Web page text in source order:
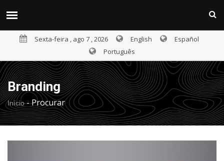
Sexta-feira , ago 7 , 2026 English
Español
Português
Branding
Início-Procurar